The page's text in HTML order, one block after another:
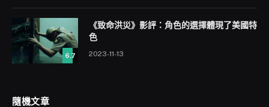
6.7
《致命洪災》影評：角色的選擇體現了美國特
色
2023-11-13
隨機文章